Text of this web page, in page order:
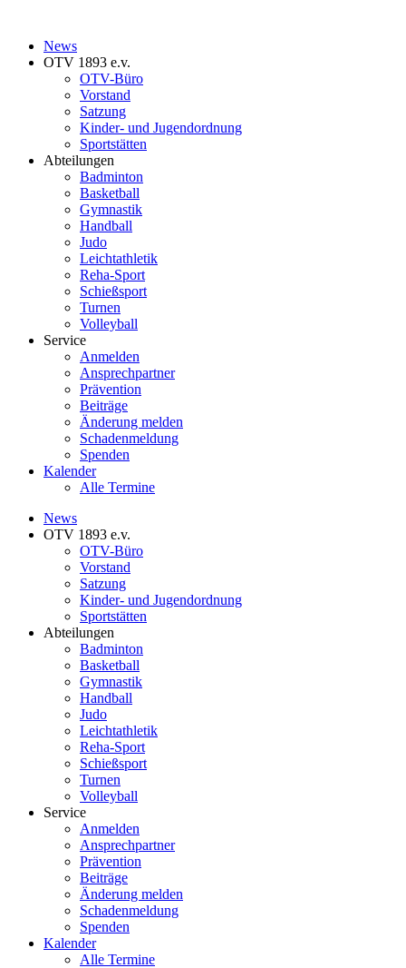
News
OTV 1893 e.v.
OTV-Büro
Vorstand
Satzung
Kinder- und Jugendordnung
Sportstätten
Abteilungen
Badminton
Basketball
Gymnastik
Handball
Judo
Leichtathletik
Reha-Sport
Schießsport
Turnen
Volleyball
Service
Anmelden
Ansprechpartner
Prävention
Beiträge
Änderung melden
Schadenmeldung
Spenden
Kalender
Alle Termine
News
OTV 1893 e.v.
OTV-Büro
Vorstand
Satzung
Kinder- und Jugendordnung
Sportstätten
Abteilungen
Badminton
Basketball
Gymnastik
Handball
Judo
Leichtathletik
Reha-Sport
Schießsport
Turnen
Volleyball
Service
Anmelden
Ansprechpartner
Prävention
Beiträge
Änderung melden
Schadenmeldung
Spenden
Kalender
Alle Termine